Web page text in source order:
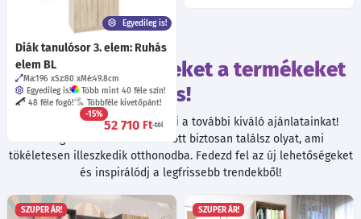
Egyedileg is!
Diák tanulósor 3. elem: Ruhás
elem BL
Ma:196 Sz:80 Mé:49.8cm
Egyedileg is!
Több mint 40 féle szín!
48 féle fogó!
Többféle kivetőpánt!
-15%
52 710 Ft-tól
Tekintsd meg ezeket a termékeket
is!
Böngészés közben ne hagyd ki a további kiváló ajánlatainkat!
Válogatott termékeink között biztosan találsz olyat, ami
tökéletesen illeszkedik otthonodba. Fedezd fel az új lehetőségeket
és inspirálódj a legfrissebb trendekből!
SZUPER ÁR! SZUPER ÁR!